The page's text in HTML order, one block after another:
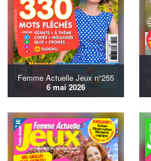
Femme Actuelle Jeux n°255
6 mai 2026